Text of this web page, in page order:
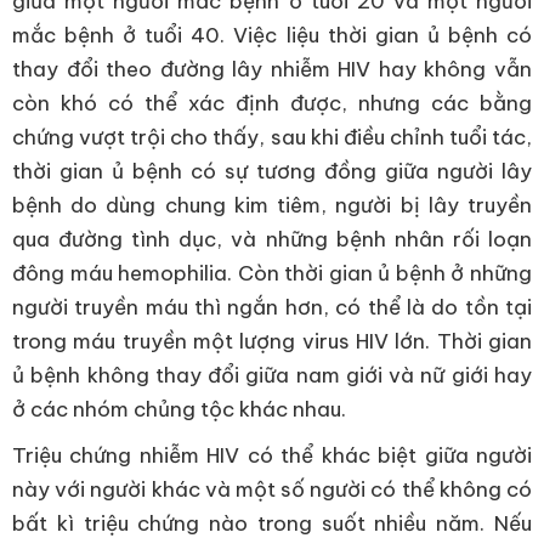
mắc bệnh ở tuổi 40. Việc liệu thời gian ủ bệnh có
thay đổi theo đường lây nhiễm HIV hay không vẫn
còn khó có thể xác định được, nhưng các bằng
chứng vượt trội cho thấy, sau khi điều chỉnh tuổi tác,
thời gian ủ bệnh có sự tương đồng giữa người lây
bệnh do dùng chung kim tiêm, người bị lây truyền
qua đường tình dục, và những bệnh nhân rối loạn
đông máu hemophilia. Còn thời gian ủ bệnh ở những
người truyền máu thì ngắn hơn, có thể là do tồn tại
trong máu truyền một lượng virus HIV lớn. Thời gian
ủ bệnh không thay đổi giữa nam giới và nữ giới hay
ở các nhóm chủng tộc khác nhau.
Triệu chứng nhiễm HIV có thể khác biệt giữa người
này với người khác và một số người có thể không có
bất kì triệu chứng nào trong suốt nhiều năm. Nếu